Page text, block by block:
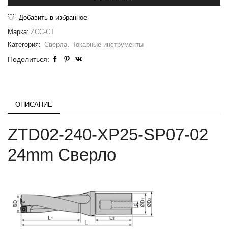
Добавить в избранное
Марка: ZCC-CT
Категория: Сверла Токарные инструменты
Поделиться:
ОПИСАНИЕ
ZTD02-240-XP25-SP07-02
24mm Сверло